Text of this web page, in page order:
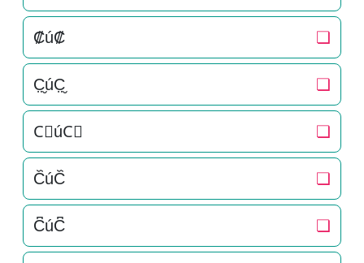
₡ú₡ ❏
C̤̮úC̤̮ ❏
C⃘úC⃘ ❏
C᷈úC᷈ ❏
C͆úC͆ ❏